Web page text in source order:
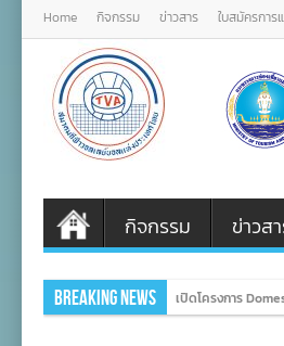
Home กิจกรรม ข่าวสาร ใบสมัครกา
กิจกรรม ข่าวส
Breaking News เปิดโครงการ